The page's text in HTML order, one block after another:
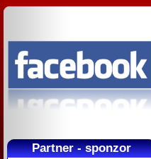
Partner - sponzor